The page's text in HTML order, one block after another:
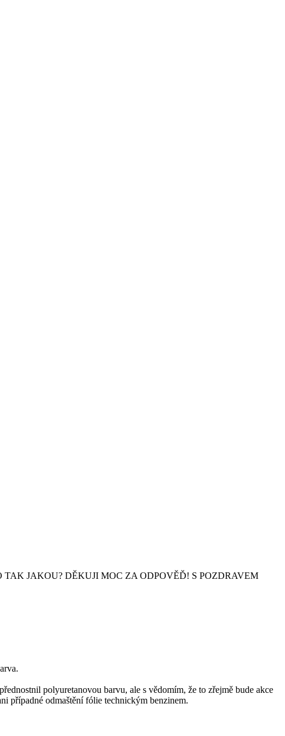
JAKOU? DĚKUJI MOC ZA ODPOVĚĎ! S POZDRAVEM
polyuretanovou barvu, ale s vědomím, že to zřejmě bude akce
případné odmaštění fólie technickým benzinem.